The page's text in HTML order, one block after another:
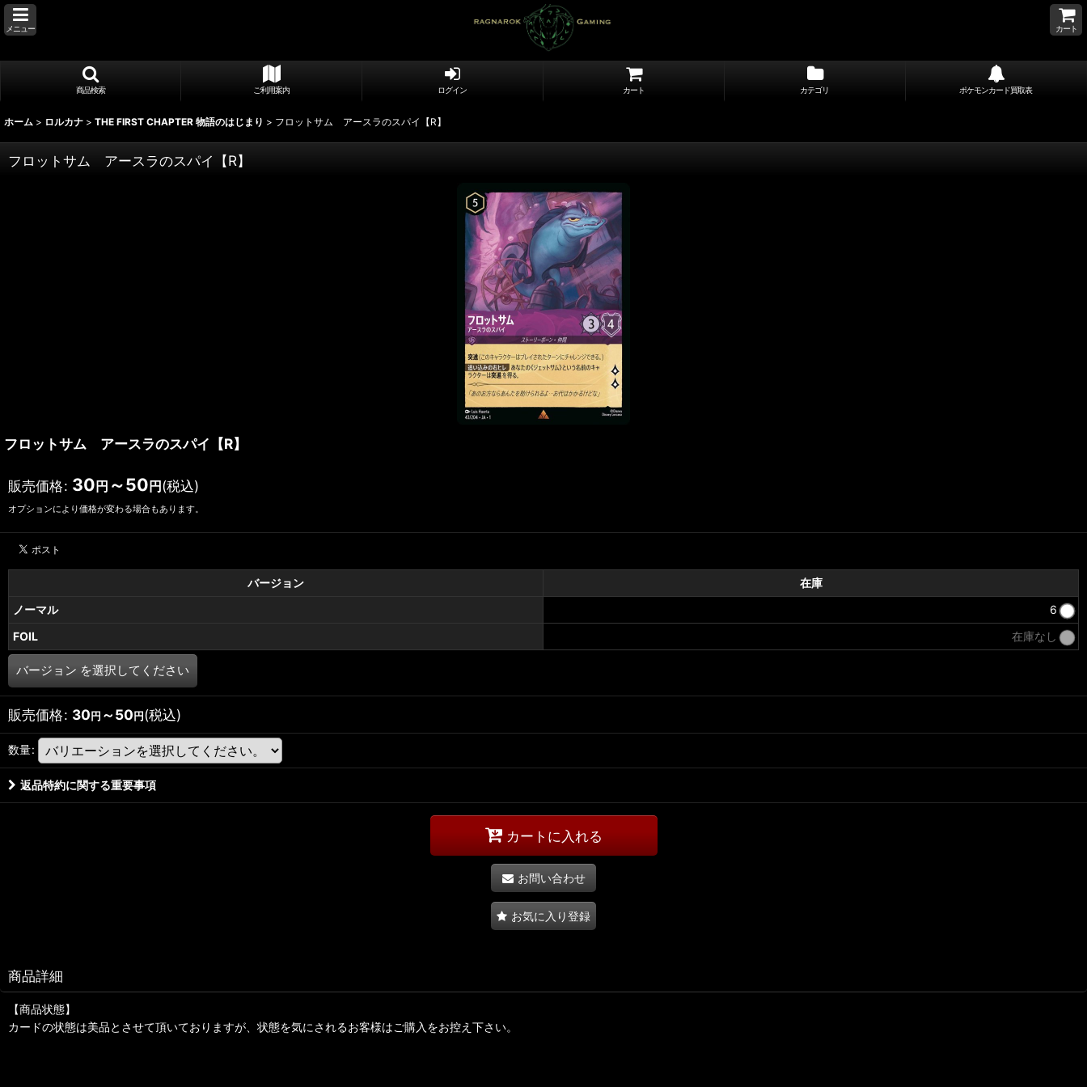
メニュー カート
商品検索 ご利用案内 ログイン カート カテゴリ ポケモンカード買取表
ホーム > ロルカナ > THE FIRST CHAPTER 物語のはじまり > フロットサム アースラのスパイ【R】
フロットサム アースラのスパイ【R】
フロットサム アースラのスパイ【R】
販売価格: 30 円 ～50 円 (税込)
オプションにより価格が変わる場合もあります。
バージョン
在庫
ノーマル
6
FOIL
在庫なし
バージョン を選択してください
販売価格: 30円 ～50円(税込)
数量:
返品特約に関する重要事項
カートに入れる
お問い合わせ
お気に入り登録
商品詳細
【商品状態】
カードの状態は美品とさせて頂いておりますが、状態を気にされるお客様はご購入をお控え下さい。